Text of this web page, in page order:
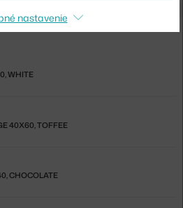
WHITE
40X60, TOFFEE
CHOCOLATE
nastavenie